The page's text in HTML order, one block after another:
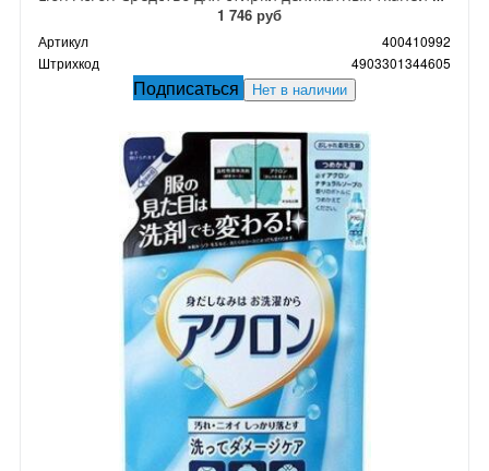
1 746 руб
Артикул
400410992
Штрихкод
4903301344605
Подписаться Нет в наличии